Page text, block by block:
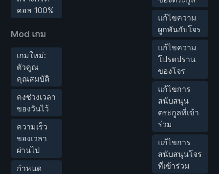
คอล 100%
Mod เกม
เกมใหม่:
ตัวคูณ
คุณสมบัติ
คงช่วงเวลา
ของวันไว้
ความเร็ว
ของเวลา
ผ่านไป
กำหนด
แก้ไขความ
ผูกพันกับโจร
แก้ไขความ
โปรดปราน
ของโจร
แก้ไขการ
สนับสนุน
ตระกูลที่เข้า
ร่วม
แก้ไขการ
สนับสนุนโจร
ที่เข้าร่วม